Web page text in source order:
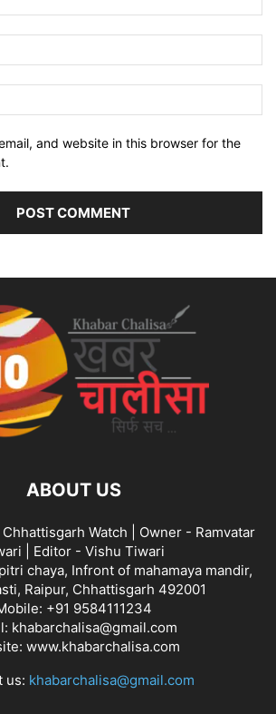
and website in this browser for the
ABOUT US
Watch | Owner - Ramvatar
| Editor - Vishu Tiwari
chaya, Infront of mahamaya mandir,
Raipur, Chhattisgarh 492001
+91 9584111234
khabarchalisa@gmail.com
www.khabarchalisa.com
us: khabarchalisa@gmail.com